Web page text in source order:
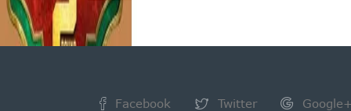
Facebook Twitter Google+